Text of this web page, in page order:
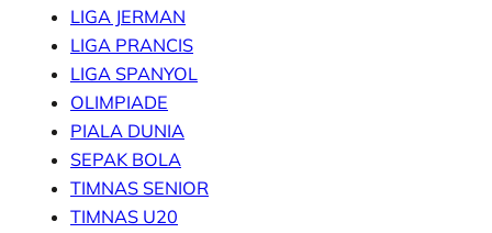
LIGA JERMAN
LIGA PRANCIS
LIGA SPANYOL
OLIMPIADE
PIALA DUNIA
SEPAK BOLA
TIMNAS SENIOR
TIMNAS U20